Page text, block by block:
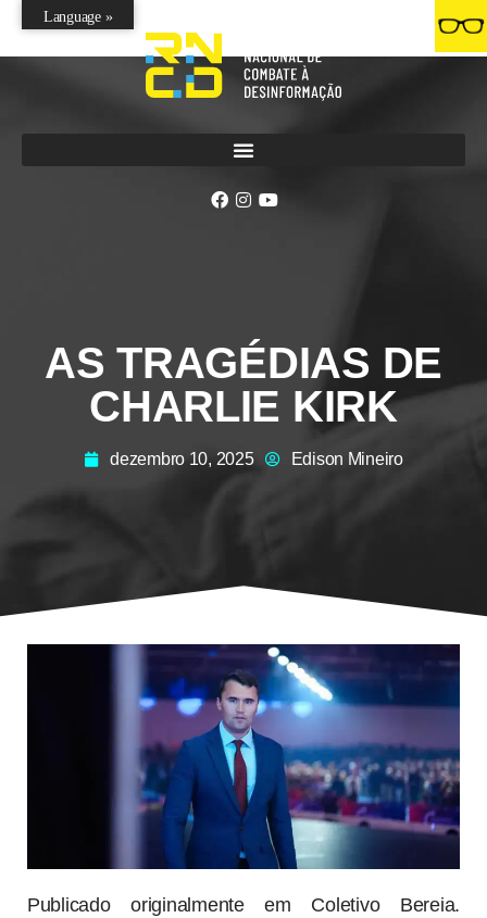
AS TRAGÉDIAS DE
CHARLIE KIRK
dezembro 10, 2025 Edison Mineiro
Publicado originalmente em Coletivo Bereia.
Language »